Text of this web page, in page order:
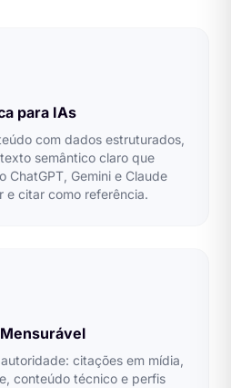
para IAs
com dados estruturados,
semântico claro que
ChatGPT, Gemini e Claude
e citar como referência.
citações em mídia,
conteúdo técnico e perfis